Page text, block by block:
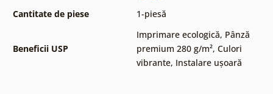
Cantitate de piese
1-piesă
Beneficii USP
Imprimare ecologică, Pânză
premium 280 g/m², Culori
vibrante, Instalare ușoară